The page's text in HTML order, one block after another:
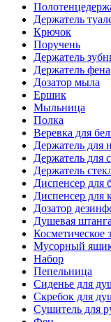
Держатель
Крючок
Поручень
Держатель
Держатель фена
Дозатор мыла
Eршик
Мыльница
Полка
Веревка для
Держатель для
Держатель для
Держатель
Диспенсер для
Диспенсер для
Дозатор
Душевая штанга
Косметическое
Мусорный
Набор
Пепельница
Сиденье для
Скребок для
Сушитель для